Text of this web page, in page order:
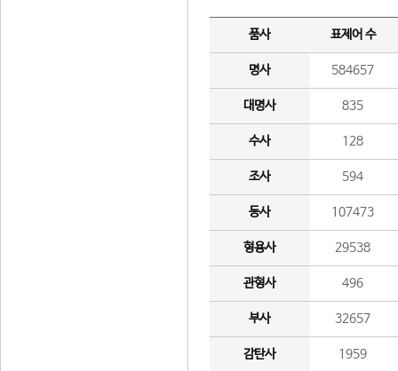
품사 표제어 수
명사 584657
대명사 835
수사 128
조사 594
동사 107473
형용사 29538
관형사 496
부사 32657
감탄사 1959